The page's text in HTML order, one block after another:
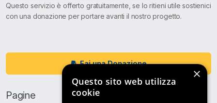
Questo servizio è offerto gratuitamente, se lo ritieni utile sostienici
con una donazione per portare avanti il nostro progetto.
Fai una Donazione
Pagine
×
Questo sito web utilizza
cookie